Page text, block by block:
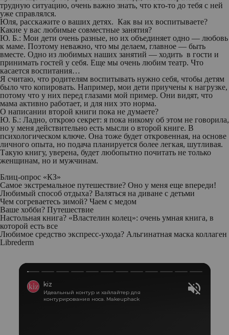
трудную ситуацию, очень важно знать, что кто-то до тебя с ней
уже справлялся.
Юля, расскажите о ваших детях. Как вы их воспитываете?
Какие у вас любимые совместные занятия?
Ю. Б.: Мои дети очень разные, но их объединяет одно — любовь
к маме. Поэтому неважно, что мы делаем, главное — быть
вместе. Одно из любимых наших занятий — ходить в гости и
принимать гостей у себя. Еще мы очень любим театр. Что
касается воспитания…
Я считаю, что родителям воспитывать нужно себя, чтобы детям
было что копировать. Например, мои дети приучены к нагрузке,
потому что у них перед глазами мой пример. Они видят, что
мама активно работает, и для них это норма.
О написании второй книги пока не думаете?
Ю. Б.: Ладно, открою секрет: я пока никому об этом не говорила,
но у меня действительно есть мысли о второй книге. В
психологическом ключе. Она тоже будет откровенная, на основе
личного опыта, но подача планируется более легкая, шутливая.
Такую книгу, уверена, будет любопытно почитать не только
женщинам, но и мужчинам.
Блиц-опрос «КЗ»
Самое экстремальное путешествие? Оно у меня еще впереди!
Любимый способ отдыха? Валяться на диване с детьми
Чем согреваетесь зимой? Чаем с медом
Ваше хобби? Путешествие
Настольная книга? «Властелин колец»: очень умная книга, в
которой есть все
Любимое средство экспресс-ухода? Альгинатная маска коллаген
Librederm